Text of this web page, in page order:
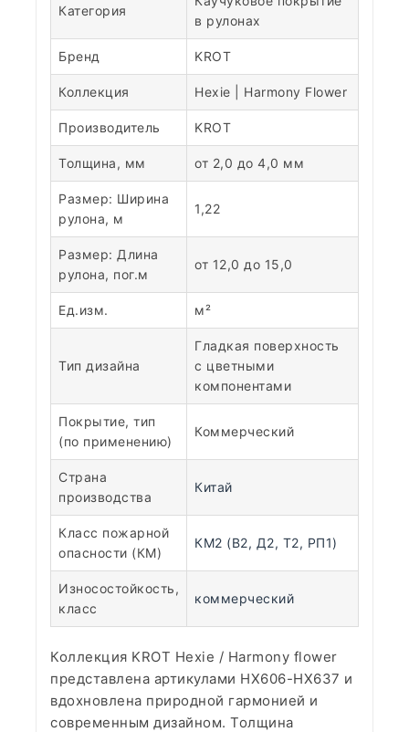
Категория
в рулонах
Бренд KROT
Коллекция Hexie | Harmony Flower
Производитель KROT
Толщина, мм от 2,0 до 4,0 мм
Размер: Ширина
рулона, м
1,22
Размер: Длина
рулона, пог.м
от 12,0 до 15,0
Ед.изм. м²
Тип дизайна
Гладкая поверхность
с цветными
компонентами
Покрытие, тип
(по применению)
Коммерческий
Страна
производства
Китай
Класс пожарной
опасности (КМ)
КМ2 (В2, Д2, Т2, РП1)
Износостойкость,
класс
коммерческий
Коллекция KROT Hexie / Harmony flower
представлена артикулами HX606-HX637 и
вдохновлена природной гармонией и
современным дизайном. Толщина